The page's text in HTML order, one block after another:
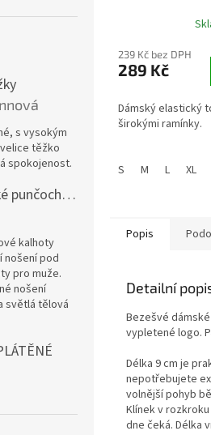
hvězdiček.
s vysokým
těžko
spokojenost.
VELO 15 DEN elastické punčochové kalhoty
hvězdiček.
kalhoty
nošení pod
pro muže.
nošení
světlá tělová
hvězdiček.
239 Kč bez DPH
289 Kč
Dámský elastický
širokými ramínky.
S M L XL
Popis
Detailní
Bezešvé
vypletené logo.
Délka 9 cm je
nepotřebujete
volnější pohyb
Klínek v
dne čeká. Délka